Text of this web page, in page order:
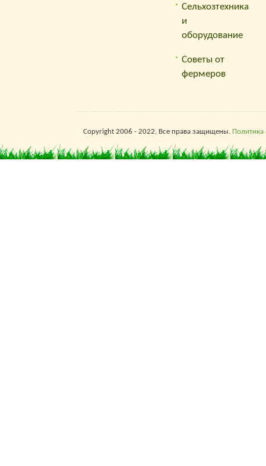
Сельхозтехника
и
оборудование
Советы от
фермеров
Copyright 2006 - 2022, Все права защищены. Политика